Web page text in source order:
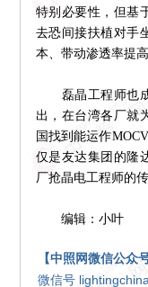
特别必要性，但基
去恐间接扶植对手
本、带动渗透率提
磊晶工程师也
出，在台湾各厂就
国找到能运作
仅是友达集团的隆
厂抢晶电工程师的传
编辑：小叶
【中照网微信公众号
微信号